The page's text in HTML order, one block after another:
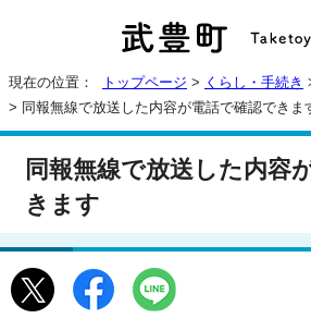
現在の位置： トップページ > くらし・手続き
> 同報無線で放送した内容が電話で確認できま
同報無線で放送した内容
きます